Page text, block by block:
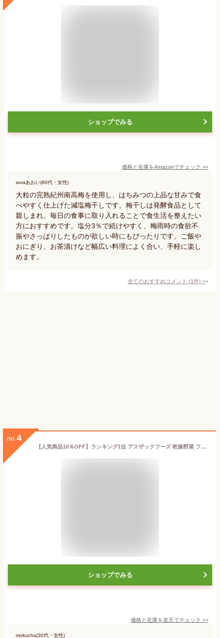
ショップでみる
価格と在庫をAmazonでチェック >>
soraあおい(60代・女性)
大粒の完熟紀州南高梅を使用し、はちみつの上品な甘みで食
べやすく仕上げた減塩梅干しです。梅干しは発酵食品として
親しまれ、毎日の食事に取り入れることで食生活を整えたい
方におすすめです。塩分3％で続けやすく、梅雨時の食欲不
振やさっぱりしたものが欲しい時にもぴったりです。ご飯や
おにぎり、お茶漬けなど幅広い料理によく合い、手軽に楽し
めます。
全てのおすすめコメント (1件) >
no. 4
【人気商品10％OFF】ランキング1位 アスザックフーズ 乾燥野菜 フリーズドライ 国産大根おろし（10食）大根おろし 大根 だいこん 薬味 鍋 付けダレ 魚 サンマ 焼き肉 ポン酢 鶏肉 豚肉 鍋つゆ 天ぷら 国産野菜【水戻し】おつまみ 小分け 大根おろし器 おろし金が不要
ショップでみる
価格と在庫を楽天でチェック >>
mokucha(30代・女性)